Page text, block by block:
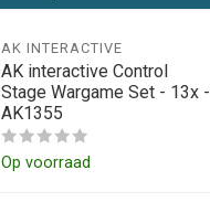
AK INTERACTIVE
AK interactive Control
Stage Wargame Set - 13x -
AK1355
Op voorraad